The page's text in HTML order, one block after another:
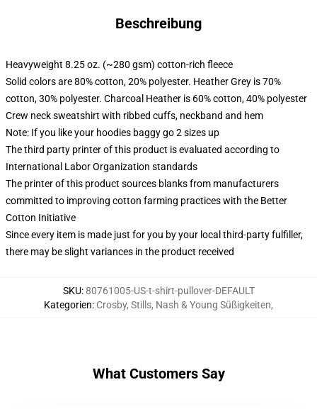
Beschreibung
Heavyweight 8.25 oz. (~280 gsm) cotton-rich fleece
Solid colors are 80% cotton, 20% polyester. Heather Grey is 70%
cotton, 30% polyester. Charcoal Heather is 60% cotton, 40% polyester
Crew neck sweatshirt with ribbed cuffs, neckband and hem
Note: If you like your hoodies baggy go 2 sizes up
The third party printer of this product is evaluated according to
International Labor Organization standards
The printer of this product sources blanks from manufacturers
committed to improving cotton farming practices with the Better
Cotton Initiative
Since every item is made just for you by your local third-party fulfiller,
there may be slight variances in the product received
SKU:80761005-US-t-shirt-pullover-DEFAULT
Kategorien: Crosby, Stills, Nash & Young Süßigkeiten,
What Customers Say